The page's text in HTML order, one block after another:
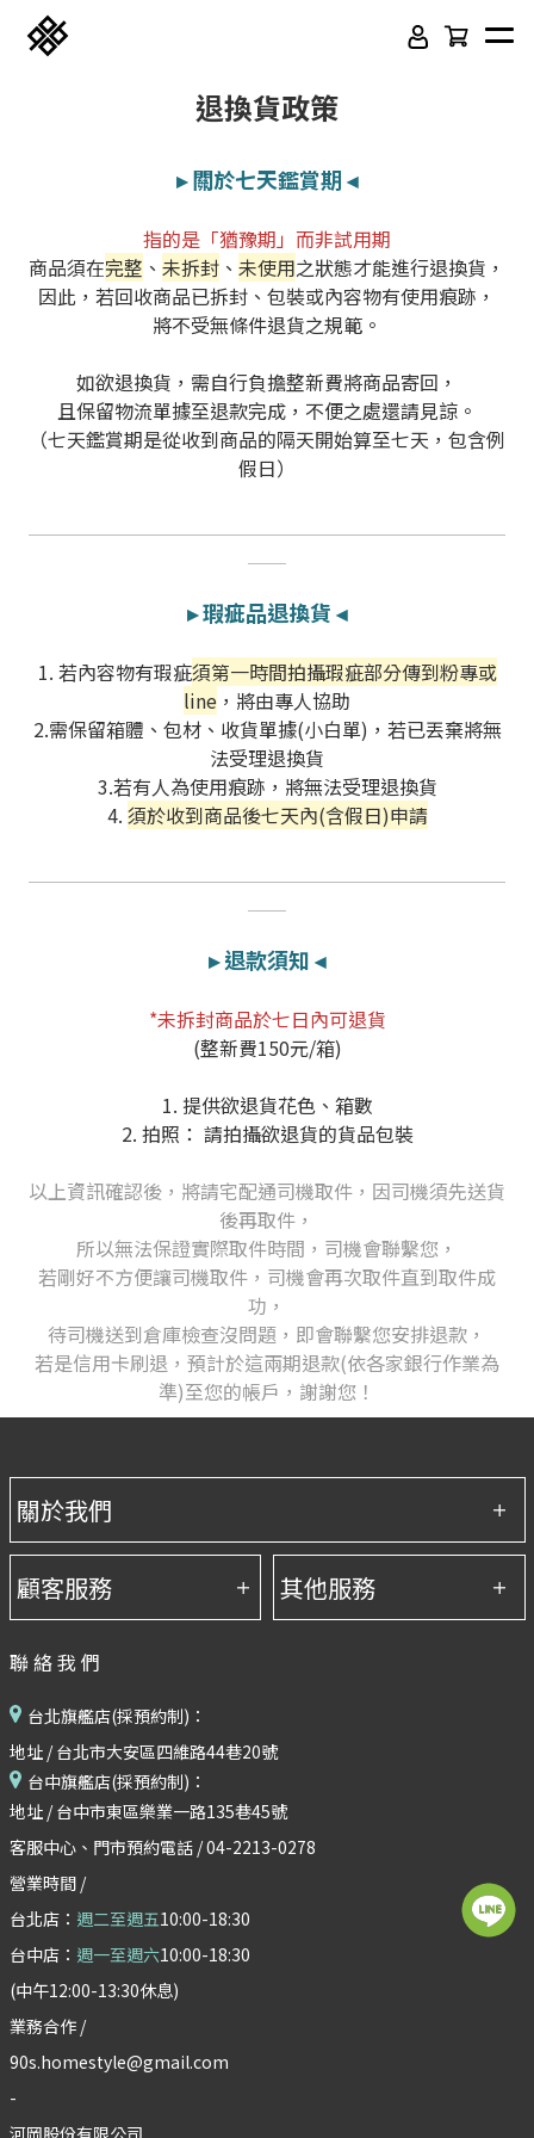
免膠科技木紋地板 頂級SPC石塑卡扣地板
PVC塑膠地板
立體纖維吸隔音板 吸音木格柵板
高密度隔音毯
紐西蘭羊毛地毯 科技地毯
嬰幼兒爬爬地墊
部落格首頁 木地板知識
SPC石塑地板知識 超耐磨木地板知識
木地板清潔 隔音/吸音
壁紙DIY 壁紙挑選
油漆DIY 房間油漆
寵物關節保護
退換貨政策
▸關於七天鑑賞期◂
指的是「猶豫期」而非試用期
商品須在完整 、 未拆封 、 未使用之狀態才能進行退換貨，
因此，若回收商品已拆封、包裝或內容物有使用痕跡，
將不受無條件退貨之規範。
如欲退換貨，需自行負擔整新費將商品寄回，
且保留物流單據至退款完成，不便之處還請見諒。
（七天鑑賞期是從收到商品的隔天開始算至七天，包含例
假日）
▸瑕疵品退換貨◂
1. 若內容物有瑕疵須第一時間拍攝瑕疵部分傳到粉專或
line ， 將由專人協助
2.需保留箱體、包材、收貨單據(小白單)，若已丟棄將無
法受理退換貨
3.若有人為使用痕跡，將無法受理退換貨
4. 須於收到商品後七天內(含假日)申請
▸退款須知◂
*未拆封商品於七日內可退貨
(整新費150元/箱)
1. 提供欲退貨花色、箱數
2. 拍照： 請拍攝欲退貨的貨品包裝
以上資訊確認後，將請宅配通司機取件， 因司機須先送貨
後再取件，
所以無法保證實際取件時間，司機會聯繫您，
若剛好不方便讓司機取件，司機會再次取件直到取件成
功，
待司機送到倉庫檢查沒問題，即會聯繫您安排退款，
若是信用卡刷退，預計於這兩期退款(依各家銀行作業為
準)至您的帳戶，謝謝您！
聯絡我們
台北旗艦店(採預約制)：
地址 / 台北市大安區四維路44巷20號
台中旗艦店(採預約制)：
地址 / 台中市東區樂業一路135巷45號
客服中心、門市預約電話 / 04-2213-0278
營業時間 /
台北店： 週二至週五10:00-18:30
台中店： 週一至週六10:00-18:30
(中午12:00-13:30休息)
業務合作 /
90s.homestyle@gmail.com
-
河岡股份有限公司